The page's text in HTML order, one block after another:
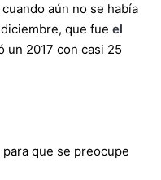
aún no se había
que fue el
un 2017 con casi 25